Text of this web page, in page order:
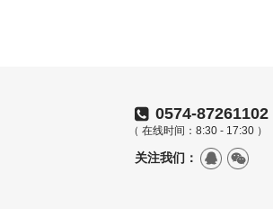
0574-87261102
（ 在线时间：8:30 - 17:30 ）
关注我们：